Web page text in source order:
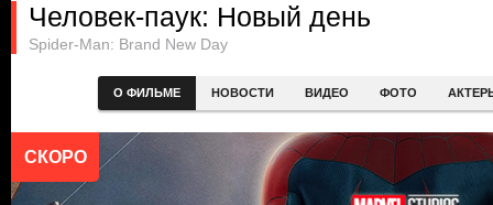
Человек-паук: Новый день
Spider-Man: Brand New Day
О ФИЛЬМЕ НОВОСТИ ВИДЕО ФОТО
СКОРО